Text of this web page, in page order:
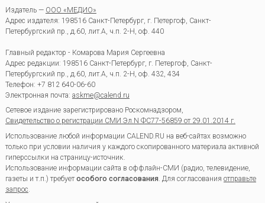
Издатель — ООО «МЕДИО»
Адрес издателя: 198516 Санкт-Петербург, г. Петергоф, Санкт-
Петербургский пр., д.60, лит.А, ч.п. 2-Н, оф. 440
Главный редактор - Комарова Мария Сергеевна
Адрес редакции: 198516 Санкт-Петербург, г. Петергоф, Санкт-
Петербургский пр., д.60, лит.А, ч.п. 2-Н, оф. 432, 434
Телефон: +7 812 640-06-60
Электронная почта: askme@calend.ru
Сетевое издание зарегистрировано Роскомнадзором,
Свидетельство о регистрации СМИ Эл.N ФС77-56859 от 29.01.2014 г.
Использование любой информации CALEND.RU на веб-сайтах возможно
только при условии наличия у каждого скопированного материала активной
гиперссылки на страницу-источник.
Использование информации сайта в оффлайн-СМИ (радио, телевидение,
газеты и т.п.) требуетособого согласования. Для согласования отправьте
запрос.